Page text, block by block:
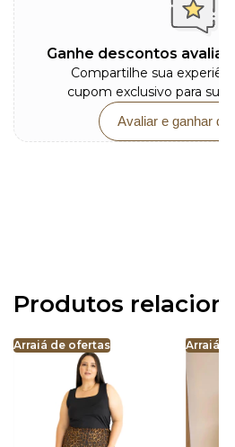
Ganhe descontos
Compartilhe sua
cupom exclusivo para sua
Avaliar e ganhar
Produtos
Arraiá de ofertas Arraiá